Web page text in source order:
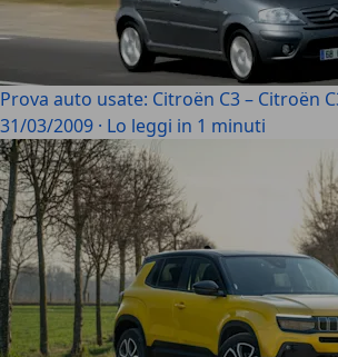
Prova auto usate: Citroën C3 – Citroën
31/03/2009 · Lo leggi in 1 minuti